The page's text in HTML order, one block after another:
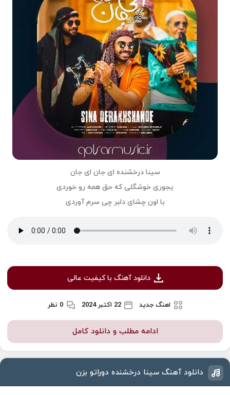
سینا درخشنده ای جان ای جان
یجوری خوشگلی که حق همه رو خوردی
با اون چشای دلبر چی سرم آوردی
دانلود آهنگ با کیفیت عالی
اهنگ جدید 22 اکتبر 2024 0 نظر
ادامه مطلب و دانلود کامل
دانلود آهنگ سینا درخشنده دوراتو بزن